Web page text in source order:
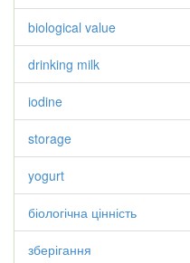
biological value
drinking milk
iodine
storage
yogurt
біологічна цінність
зберігання